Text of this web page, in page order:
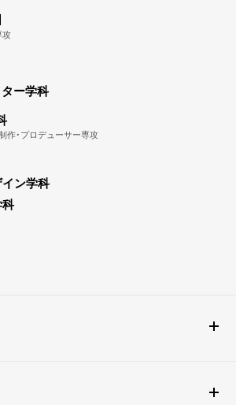
攻
ー学科
作・プロデューサー専攻
ン学科